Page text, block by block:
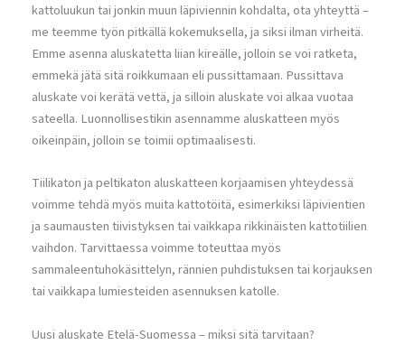
kattoluukun tai jonkin muun läpiviennin kohdalta, ota yhteyttä –
me teemme työn pitkällä kokemuksella, ja siksi ilman virheitä.
Emme asenna aluskatetta liian kireälle, jolloin se voi ratketa,
emmekä jätä sitä roikkumaan eli pussittamaan. Pussittava
aluskate voi kerätä vettä, ja silloin aluskate voi alkaa vuotaa
sateella. Luonnollisestikin asennamme aluskatteen myös
oikeinpäin, jolloin se toimii optimaalisesti.
Tiilikaton ja peltikaton aluskatteen korjaamisen yhteydessä
voimme tehdä myös muita kattotöitä, esimerkiksi läpivientien
ja saumausten tiivistyksen tai vaikkapa rikkinäisten kattotiilien
vaihdon. Tarvittaessa voimme toteuttaa myös
sammaleentuhokäsittelyn, rännien puhdistuksen tai korjauksen
tai vaikkapa lumiesteiden asennuksen katolle.
Uusi aluskate Etelä-Suomessa – miksi sitä tarvitaan?